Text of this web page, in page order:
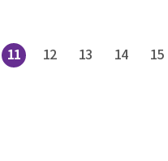
11 12 13 14 15